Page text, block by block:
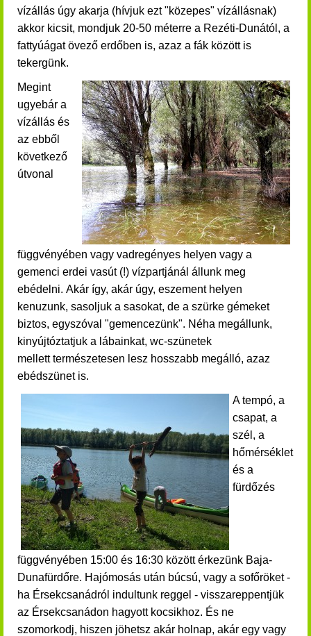
vízállás úgy akarja (hívjuk ezt "közepes" vízállásnak)
akkor kicsit, mondjuk 20-50 méterre a Rezéti-Dunától, a
fattyúágat övező erdőben is, azaz a fák között is
tekergünk.
Megint
ugyebár a
vízállás és
az ebből
következő
útvonal
függvényében vagy vadregényes helyen vagy a
gemenci erdei vasút (!) vízpartjánál állunk meg
ebédelni. Akár így, akár úgy, eszement helyen
kenuzunk, sasoljuk a sasokat, de a szürke gémeket
biztos, egyszóval "gemencezünk". Néha megállunk,
kinyújtóztatjuk a lábainkat, wc-szünetek
mellett természetesen lesz hosszabb megálló, azaz
ebédszünet is.
A tempó, a
csapat, a
szél, a
hőmérséklet
és a
fürdőzés
függvényében 15:00 és 16:30 között érkezünk Baja-
Dunafürdőre. Hajómosás után búcsú, vagy a sofőröket -
ha Érsekcsanádról indultunk reggel - visszareppentjük
az Érsekcsanádon hagyott kocsikhoz. És ne
szomorkodj, hiszen jöhetsz akár holnap, akár egy vagy